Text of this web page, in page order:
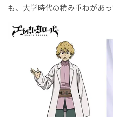
も、大学時代の積み重ねがあっ